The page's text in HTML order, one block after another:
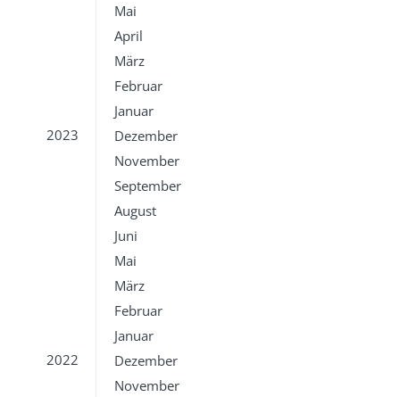
Mai
April
März
Februar
Januar
2023
Dezember
November
September
August
Juni
Mai
März
Februar
Januar
2022
Dezember
November